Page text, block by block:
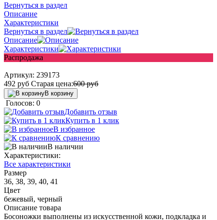
Вернуться в раздел
Описание
Характеристики
Вернуться в раздел
Описание
Характеристики
Распродажа
Артикул: 239173
492 руб Старая цена:600руб
В корзину
Голосов: 0
Добавить отзыв
Купить в 1 клик
В избранное
К сравнению
В наличии
Характеристики:
Все характеристики
Размер
36, 38, 39, 40, 41
Цвет
бежевый, черный
Описание товара
Босоножки выполнены из искусственной кожи, подкладка и